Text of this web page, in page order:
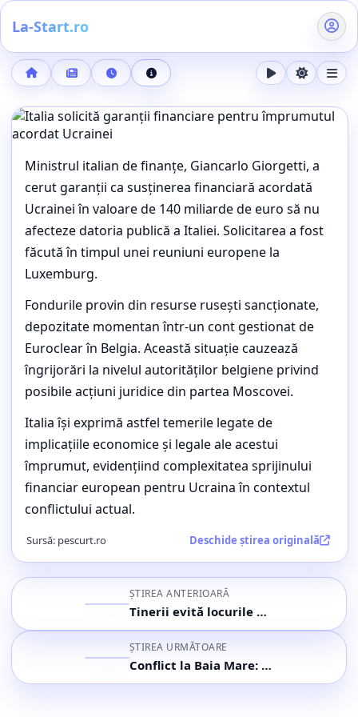
La-Start.ro
Acasă Buletin de știri10 octombrie 2025, ora 21:32
Detalii știre
Tinerii evită locurile de muncă, vârstnicii se angajează; O
EXTERNE
Italia solicită garanții financiare
pentru împrumutul acordat
Ucrainei
Buletin de știri, cele mai importante subiecte ale orei (10
octombrie 2025, ora 21:32)
Ministrul italian de finanțe, Giancarlo Giorgetti, a
cerut garanții ca susținerea financiară acordată
Ucrainei în valoare de 140 miliarde de euro să nu
afecteze datoria publică a Italiei. Solicitarea a fost
făcută în timpul unei reuniuni europene la
Luxemburg.
Fondurile provin din resurse rusești sancționate,
depozitate momentan într-un cont gestionat de
Euroclear în Belgia. Această situație cauzează
îngrijorări la nivelul autorităților belgiene privind
posibile acțiuni juridice din partea Moscovei.
Italia își exprimă astfel temerile legate de
implicațiile economice și legale ale acestui
împrumut, evidențiind complexitatea sprijinului
financiar european pentru Ucraina în contextul
conflictului actual.
Sursă: pescurt.ro Deschide știrea originală
ȘTIREA ANTERIOARĂ
Tinerii evită locurile de muncă, vârstnicii se angajează; O tendință surprinzătoare pe piața muncii din București
ȘTIREA URMĂTOARE
Conflict la Baia Mare: Diana Buzoianu evită întrebările despre poluare, consilier evacuat